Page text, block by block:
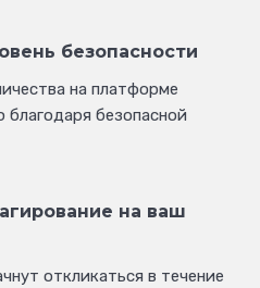
безопасности
на платформе
благодаря безопасной
на ваш
откликаться в течение